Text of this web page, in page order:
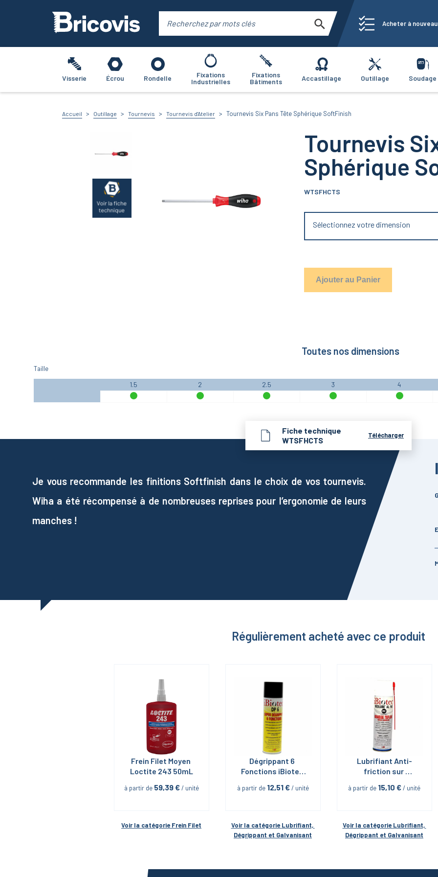
Acheter à nouveau
Visserie Écrou Rondelle
Fixations
Industrielles
Fixations
Bâtiments
Accastillage Outillage Soudage
Accueil Outillage Tournevis Tournevis d'Atelier Tournevis Six Pans Tête Sphérique SoftFinish
Tournevis
Sphérique
WTSFHCTS
Sélectionnez votre dimension
Ajouter au Panier
Toutes nos dimensions
Taille
1.5 2 2.5 3 4
Fiche technique
WTSFHCTS
Télécharger
Je vous recommande les finitions Softfinish dans le choix de vos tournevis.
Wiha a été récompensé à de nombreuses reprises pour l’ergonomie de leurs
manches !
Régulièrement acheté avec ce produit
Frein Filet Moyen
Loctite 243 50mL
à partir de 59,39 € / unité
Voir la catégorie Frein Filet
Dégrippant 6
Fonctions iBiotec
à partir de 12,51 € / unité
Voir la catégorie Lubrifiant,
Dégrippant et Galvanisant
Lubrifiant Anti-
friction sur
Neolube Al 160 en
à partir de 15,10 € / unité
Voir la catégorie Lubrifiant,
Dégrippant et Galvanisant